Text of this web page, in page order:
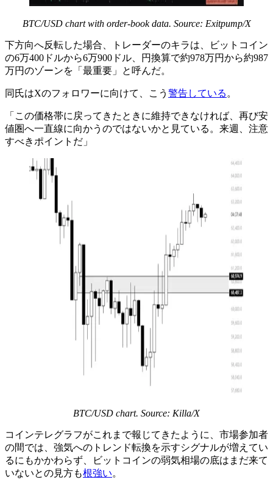
BTC/USD chart with order-book data. Source: Exitpump/X
下方向へ反転した場合、トレーダーのキラは、ビットコイン
の6万400ドルから6万900ドル、円換算で約978万円から約987
万円のゾーンを「最重要」と呼んだ。
同氏はXのフォロワーに向けて、こう 警告している 。
「この価格帯に戻ってきたときに維持できなければ、再び安
値圏へ一直線に向かうのではないかと見ている。来週、注意
すべきポイントだ」
BTC/USD chart. Source: Killa/X
コインテレグラフがこれまで報じてきたように、市場参加者
の間では、強気へのトレンド転換を示すシグナルが増えてい
るにもかかわらず、ビットコインの弱気相場の底はまだ来て
いないとの見方も根強い。